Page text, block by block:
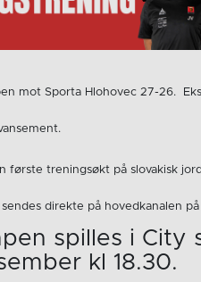
mot Sporta Hlohovec 27-26.
første treningsøkt på slovakisk
direkte på hovedkanalen på
spilles i City
kl 18.30.